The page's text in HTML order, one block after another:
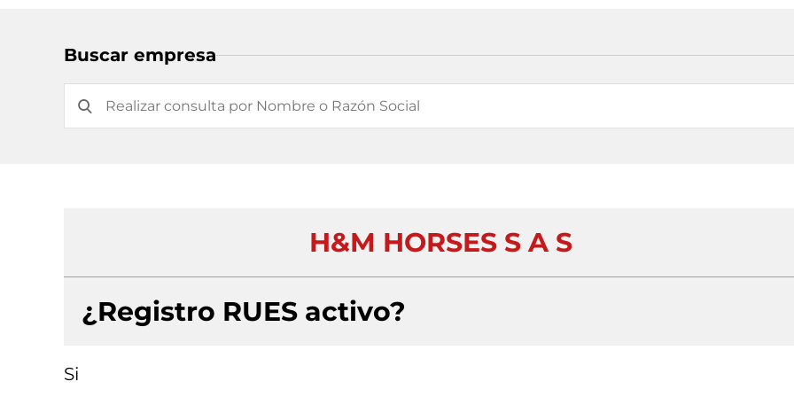
Buscar empresa
H&M HORSES S A S
¿Registro RUES activo?
Si